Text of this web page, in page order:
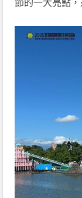
節的一大亮點